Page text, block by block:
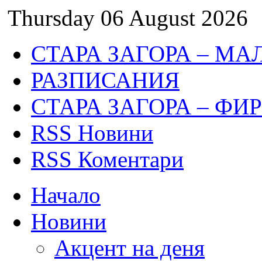
Thursday 06 August 2026
СТАРА ЗАГОРА –
РАЗПИСАНИЯ
СТАРА ЗАГОРА –
RSS Новини
RSS Коментари
Начало
Новини
Акцент на деня